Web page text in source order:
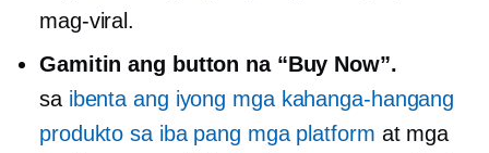
mag-viral.
Gamitin ang button na “Buy Now”.
sa ibenta ang iyong mga kahanga-hangang
produkto sa iba pang mga platform at mga